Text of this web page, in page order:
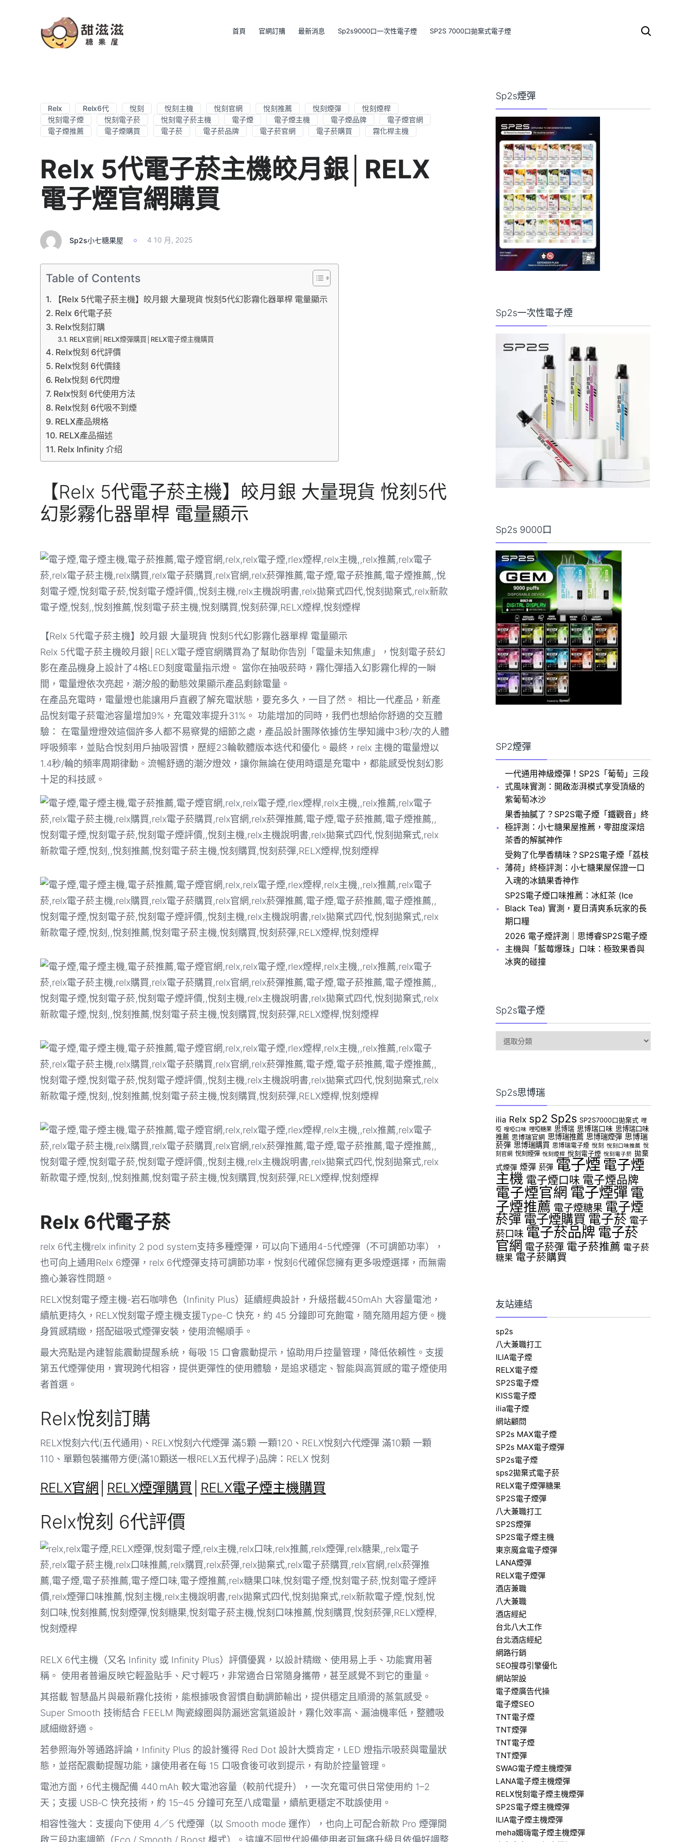
首頁 官網訂購 最新消息 Sp2s9000口一次性電子煙 SP2S 7000口拋棄式電子煙
Relx Relx6代 悅刻 悅刻主機 悅刻官網 悅刻推薦 悅刻煙彈
悅刻煙桿
悅刻電子煙
悅刻電子菸 悅刻電子菸主機 電子煙 電子煙主機 電子煙品牌
電子煙官網
電子煙推薦
電子煙購買 電子菸 電子菸品牌 電子菸官網 電子菸購買 霧化桿主機
Relx 5代電子菸主機皎月銀│RELX
電子煙官網購買
Sp2s小七糖果屋 4 10 月, 2025
Table of Contents
【Relx 5代電子菸主機】皎月銀 大量現貨 悅刻5代幻影霧化器單桿 電量顯示
Relx 6代電子菸
Relx悅刻訂購
RELX官網│RELX煙彈購買│RELX電子煙主機購買
Relx悅刻 6代評價
Relx悅刻 6代價錢
Relx悅刻 6代閃燈
Relx悅刻 6代使用方法
Relx悅刻 6代吸不到煙
RELX產品規格
RELX產品描述
Relx Infinity 介绍
【Relx 5代電子菸主機】皎月銀 大量現貨 悅刻5代
幻影霧化器單桿 電量顯示
【Relx 5代電子菸主機】皎月銀 大量現貨 悅刻5代幻影霧化器單桿 電量顯示
Relx 5代電子菸主機皎月銀│RELX電子煙官網購買為了幫助你告別「電量未知焦慮」，悅刻電子菸幻
影在產品機身上設計了4格LED刻度電量指示燈。 當你在抽吸菸時，霧化彈插入幻影霧化桿的一瞬
間，電量燈依次亮起，潮汐般的動態效果顯示產品剩餘電量。
在產品充電時，電量燈也能讓用戶直觀了解充電狀態，要充多久，一目了然。 相比一代產品，新產
品悅刻電子菸電池容量增加9%，充電效率提升31%。 功能增加的同時，我們也想給你舒適的交互體
驗： 在電量燈燈效這個許多人都不易察覺的細節之處，產品設計團隊依據仿生學知識中3秒/次的人體
呼吸頻率，並貼合悅刻用戶抽吸習慣，歷經23輪軟體版本迭代和優化。最終，relx 主機的電量燈以
1.4秒/輪的頻率周期律動。流暢舒適的潮汐燈效，讓你無論在使用時還是充電中，都能感受悅刻幻影
十足的科技感。
Relx 6代電子菸
relx 6代主機relx infinity 2 pod system支持多種煙彈，可以向下通用4-5代煙彈（不可調節功率），
也可向上通用Relx 6煙彈，relx 6代煙彈支持可調節功率，悅刻6代確保您擁有更多吸煙選擇，而無需
擔心兼容性問題。
RELX悅刻電子煙主機-岩石咖啡色（Infinity Plus）延續經典設計，升級搭載450mAh 大容量電池，
續航更持久，RELX悅刻電子煙主機支援Type-C 快充，約 45 分鐘即可充飽電，隨充隨用超方便。機
身質感精緻，搭配磁吸式煙彈安裝，使用流暢順手。
最大亮點是內建智能震動提醒系統，每吸 15 口會震動提示，協助用戶控量管理，降低依賴性。支援
第五代煙彈使用，實現跨代相容，提供更彈性的使用體驗，是追求穩定、智能與高質感的電子煙使用
者首選。
Relx悅刻訂購
RELX悅刻六代(五代通用)、RELX悅刻六代煙彈 滿5顆 一顆120、RELX悅刻六代煙彈 滿10顆 一顆
110、單顆包裝攜帶方便(滿10顆送一根RELX五代桿子)品牌：RELX 悅刻
RELX官網 RELX煙彈購買 RELX電子煙主機購買
Relx悅刻 6代評價
RELX 6代主機（又名 Infinity 或 Infinity Plus）評價優異，以設計精緻、使用易上手、功能實用著
稱。 使用者普遍反映它輕盈貼手、尺寸輕巧，非常適合日常隨身攜帶，甚至感覺不到它的重量。
其搭載 智慧晶片與最新霧化技術，能根據吸食習慣自動調節輸出，提供穩定且順滑的蒸氣感受。
Super Smooth 技術結合 FEELM 陶瓷線圈與防漏迷宮氣道設計，霧化效率高、漏油機率低，整體吸
感細緻舒適。
若參照海外等通路評論，Infinity Plus 的設計獲得 Red Dot 設計大獎肯定，LED 燈指示吸菸與電量狀
態，並搭配震動提醒功能，讓使用者在每 15 口吸食後可收到提示，有助於控量管理。
電池方面，6代主機配備 440 mAh 較大電池容量（較前代提升），一次充電可供日常使用約 1–2
天；支援 USB‑C 快充技術，約 15–45 分鐘可充至八成電量，續航更穩定不耽誤使用。
相容性強大：支援向下使用 4／5 代煙彈（以 Smooth mode 運作），也向上可配合新款 Pro 煙彈開
啟三段功率調節（Eco / Smooth / Boost 模式）。這讓不同世代設備使用者可無痛升級且依偏好調整
Sp2s煙彈
Sp2s一次性電子煙
Sp2s 9000口
SP2煙彈
一代通用神級煙彈！SP2S「葡萄」三段
式風味實測：開啟澎湃模式享受頂級的
紫葡萄冰沙
果香抽膩了？SP2S電子煙「鐵觀音」終
極評測：小七糖果屋推薦，零甜度深焙
茶香的解膩神作
受夠了化學香精味？SP2S電子煙「荔枝
薄荷」終極評測：小七糖果屋保證一口
入魂的冰鎮果香神作
SP2S電子煙口味推薦：冰紅茶 (Ice
Black Tea) 實測，夏日清爽系玩家的長
期口糧
2026 電子煙評測｜思博睿SP2S電子煙
主機與「藍莓爆珠」口味：極致果香與
冰爽的碰撞
Sp2s電子煙
sp2s
子
Sp2s思博瑞
ilia Relx sp2 Sp2s SP2S7000口拋棄式 哩
啞 哩啞口味 哩啞糖果 思博瑞 思博瑞口味 思博瑞口味
推薦 思博瑞官網 思博瑞推薦 思博瑞煙彈 思博瑞
菸彈 思博瑞購買 思博瑞電子煙 悅刻 悅刻口味推薦 悅
刻官網 悅刻煙彈 悅刻煙桿 悅刻電子煙 悅刻電子菸 拋棄
式煙彈 煙彈 菸彈 電子煙 電子煙
主機 電子煙口味 電子煙品牌
電子煙官網 電子煙彈 電
子煙推薦 電子煙糖果 電子煙
菸彈 電子煙購買 電子菸 電子
菸口味 電子菸品牌 電子菸
官網 電子菸彈 電子菸推薦 電子菸
糖果 電子菸購買
友站連結
sp2s
八大兼職打工
ILIA電子煙
RELX電子煙
SP2S電子煙
KISS電子煙
ilia電子煙
網站顧問
SP2s MAX電子煙
SP2s MAX電子煙彈
SP2s電子煙
sps2拋棄式電子菸
RELX電子煙彈糖果
SP2S電子煙彈
八大兼職打工
SP2S煙彈
SP2S電子煙主機
東京魔盒電子煙彈
LANA煙彈
RELX電子煙彈
酒店兼職
八大兼職
酒店經紀
台北八大工作
台北酒店經紀
網路行銷
SEO搜尋引擎優化
網站架設
電子煙廣告代操
電子煙SEO
TNT電子煙
TNT煙彈
TNT電子煙
TNT煙彈
SWAG電子煙主機煙彈
LANA電子煙主機煙彈
RELX悅刻電子煙主機煙彈
SP2S電子煙主機煙彈
ILIA電子煙主機煙彈
meha媚嗨電子煙主機煙彈